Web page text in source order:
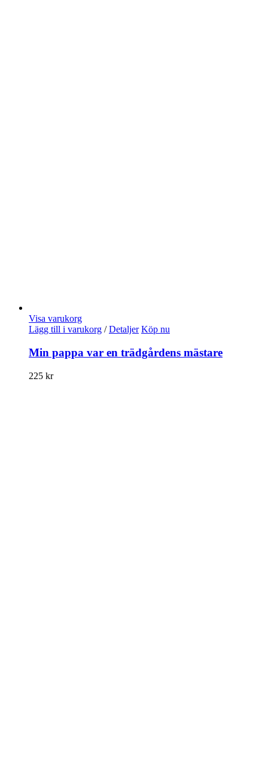
Visa varukorg
Lägg till i varukorg / Detaljer Köp nu
Min pappa var en trädgårdens mästare
225 kr